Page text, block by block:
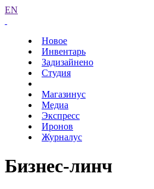
EN
Новое
Инвентарь
Задизайнено
Студия
Магазинус
Медиа
Экспресс
Иронов
Журналус
Бизнес-линч